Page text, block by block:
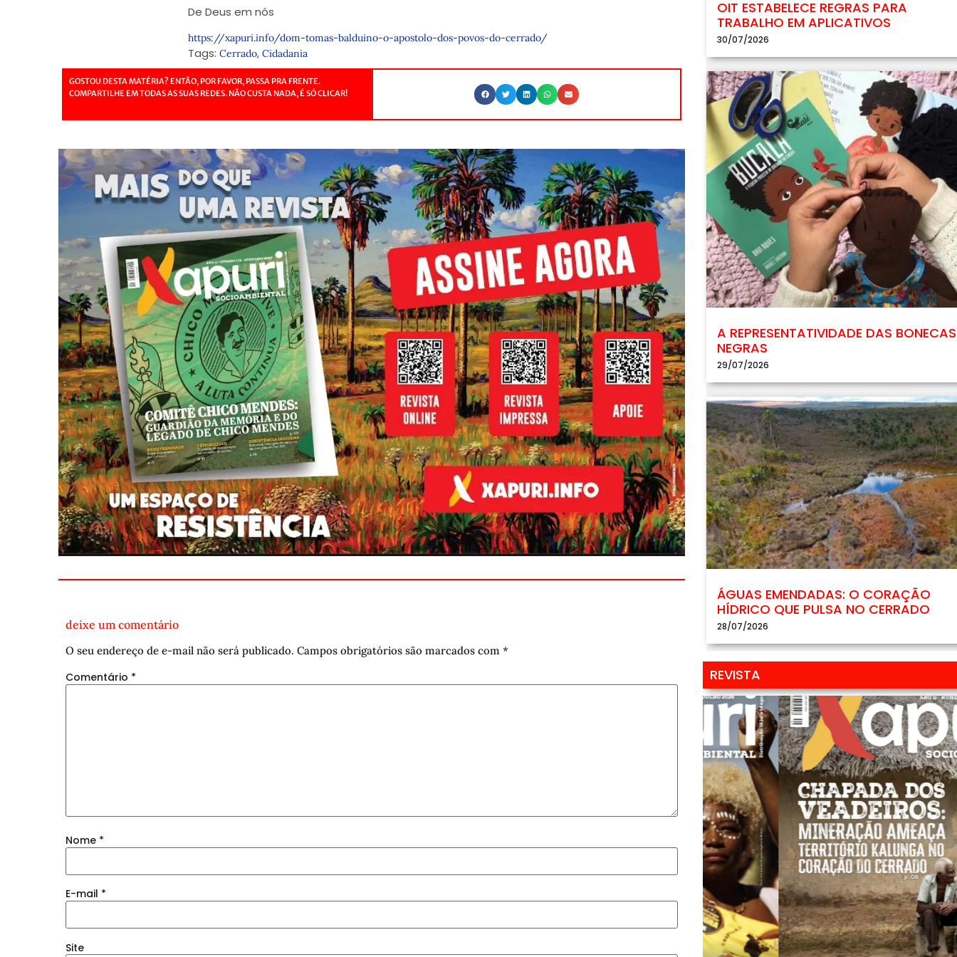
De Deus em nós
https://xapuri.info/dom-tomas-balduino-o-apostolo-dos-povos-do-cerrado/
Tags:Cerrado,Cidadania
GOSTOU DESTA MATÉRIA? ENTÃO, POR FAVOR, PASSA PRA FRENTE.
COMPARTILHE EM TODAS AS SUAS REDES. NÃO CUSTA NADA, É SÓ CLICAR!
deixe um comentário
O seu endereço de e-mail não será publicado. Campos obrigatórios são marcados com *
Comentário *
Nome *
E-mail *
Site
OIT ESTABELECE REGRAS PARA
TRABALHO EM APLICATIVOS
30/07/2026
A REPRESENTATIVIDADE DAS BONECAS
NEGRAS
29/07/2026
ÁGUAS EMENDADAS: O CORAÇÃO
HÍDRICO QUE PULSA NO CERRADO
28/07/2026
REVISTA